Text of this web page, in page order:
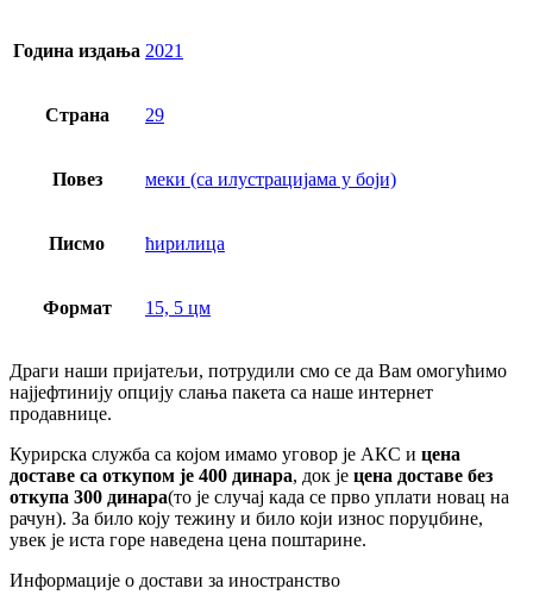
Година издања 2021
Страна 29
Повез меки (са илустрацијама у боји)
Писмо ћирилица
Формат 15, 5 цм
Драги наши пријатељи, потрудили смо се да Вам омогућимо
најјефтинију опцију слања пакета са наше интернет
продавнице.
Курирска служба са којом имамо уговор је АКС и цена
доставе са откупом је 400 динара, док је цена доставе без
откупа 300 динара(то је случај када се прво уплати новац на
рачун). За било коју тежину и било који износ поруџбине,
увек је иста горе наведена цена поштарине.
Информације о достави за иностранство